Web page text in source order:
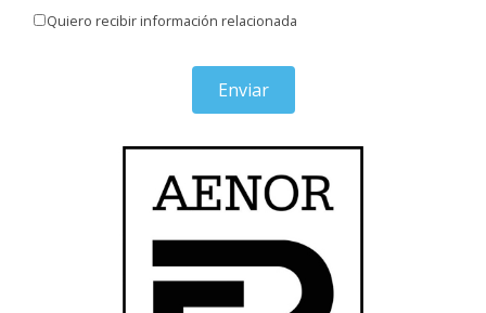
Quiero recibir información relacionada
Enviar